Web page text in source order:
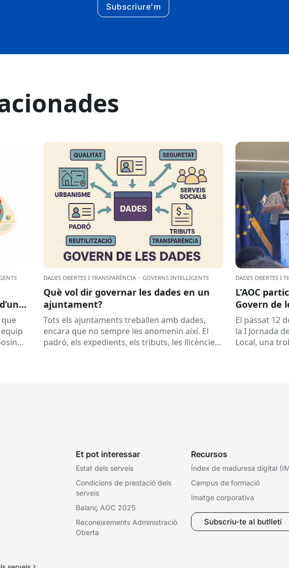
Subscriure'm
que
DADES OBERTES I TRANSPARÈNCIA · GOVERNS INTEL·LIGENTS
Què vol dir governar les dades en un
ajuntament?
Tots els ajuntaments treballen amb dades,
encara que no sempre les anomenin així. El
padró, els expedients, els tributs, les llicències,
DADES OBERTES I
L’AOC
Govern de
Salou
El passat 12
la I Jornada
Local, una
Et pot interessar
Estat dels serveis
Condicions de prestació dels
serveis
Balanç AOC 2025
Reconeixements Administració
Oberta
Recursos
Índex de maduresa digital
Campus de formació
Imatge corporativa
Subscriu-te al butlletí